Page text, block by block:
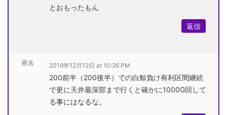
とおもったもん
返信
匿名 2019年12月12日 at 10:26 PM
200前半（200後半）での白鯨負け有利区間継続
で更に天井最深部まで行くと確かに1000G回して
る事にはなるな。